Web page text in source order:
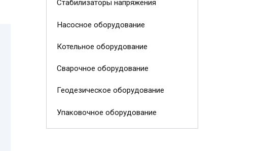
Стабилизаторы напряжения
Насосное оборудование
Котельное оборудование
Сварочное оборудование
Геодезическое оборудование
Упаковочное оборудование